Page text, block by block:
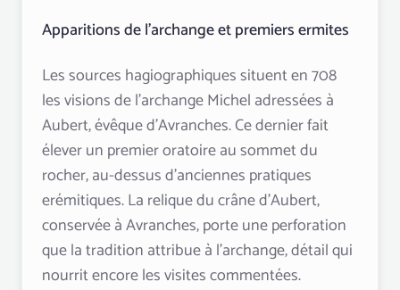
Apparitions de l’archange et premiers ermites
Les sources hagiographiques situent en 708
les visions de l’archange Michel adressées à
Aubert, évêque d’Avranches. Ce dernier fait
élever un premier oratoire au sommet du
rocher, au-dessus d’anciennes pratiques
erémitiques. La relique du crâne d’Aubert,
conservée à Avranches, porte une perforation
que la tradition attribue à l’archange, détail qui
nourrit encore les visites commentées.